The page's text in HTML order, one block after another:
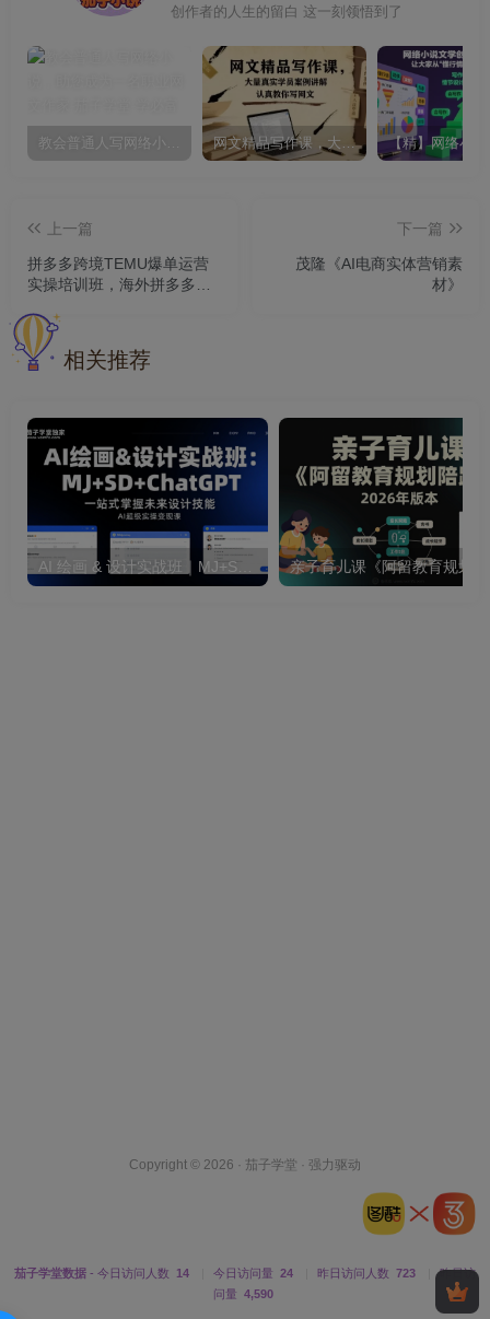
创作者的人生的留白 这一刻领悟到了
教会普通人写网络小说，助您成为一名职业网文作家 网文精品写作课，大量真实学员案例讲解，认真教你写网文
上一篇
拼多多跨境TEMU爆单运营
实操培训班，海外拼多多的
下一篇
茂隆《AI电商实体营销素
材》
相关推荐
AI 绘画 & 设计实战班｜MJ+SD+ChatGPT 全套 AI 设计实操变现系统课程
Copyright © 2026 · 茄子学堂 · 强力驱动
茄子学堂数据 - 今日访问人数 14 今日访问量 24 昨日访问人数 723
昨日访
问量 4,590